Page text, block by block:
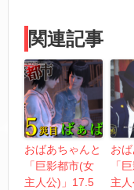
関連記事
おばあちゃんと
「巨影都市(女
主人公)」17.5
お
「
主